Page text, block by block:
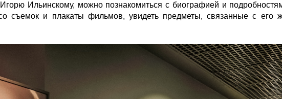
Ильинскому, можно познакомиться с биографией и
съемок и плакаты фильмов, увидеть предметы, связанные с его